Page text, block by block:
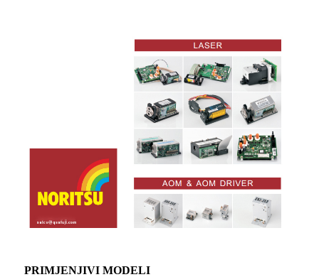
PRIMJENJIVI MODELI